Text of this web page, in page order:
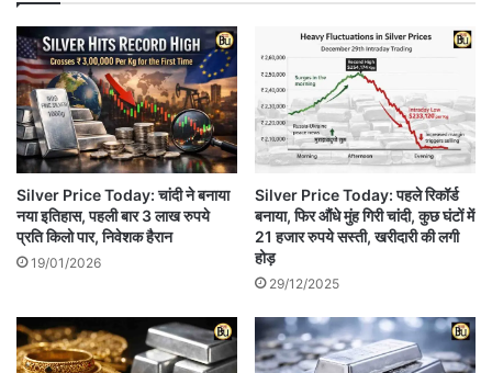
Silver Price Today: चांदी ने बनाया
नया इतिहास, पहली बार 3 लाख रुपये
प्रति किलो पार, निवेशक हैरान
19/01/2026
Silver Price Today: पहले रिकॉर्ड
बनाया, फिर औंधे मुंह गिरी चांदी, कुछ घंटों में
21 हजार रुपये सस्ती, खरीदारी की लगी
होड़
29/12/2025